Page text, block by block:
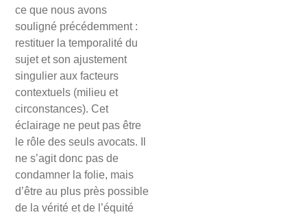
ce que nous avons
souligné précédemment :
restituer la temporalité du
sujet et son ajustement
singulier aux facteurs
contextuels (milieu et
circonstances). Cet
éclairage ne peut pas être
le rôle des seuls avocats. Il
ne s’agit donc pas de
condamner la folie, mais
d’être au plus près possible
de la vérité et de l’équité